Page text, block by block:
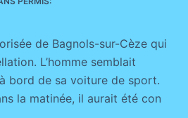
de Bagnols-sur-Cèze qui
L’homme semblait
bord de sa voiture de sport.
la matinée, il aurait été con